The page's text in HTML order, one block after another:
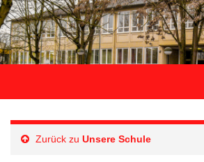
Zurück zu Unsere Schule